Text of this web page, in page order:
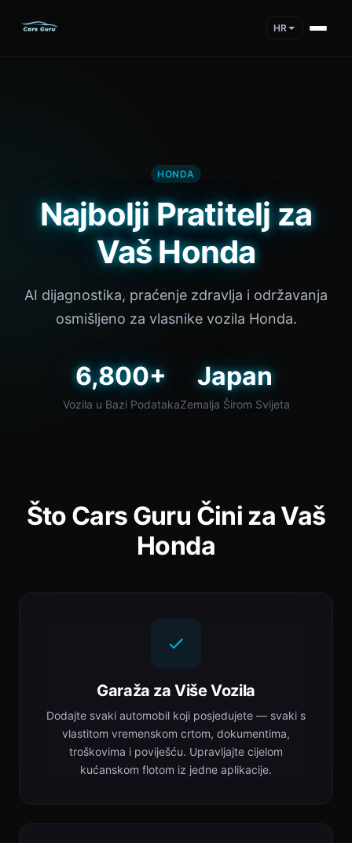
HR
HONDA
Najbolji Pratitelj za
Vaš Honda
AI dijagnostika, praćenje zdravlja i održavanja
osmišljeno za vlasnike vozila Honda.
6,800+
Vozila u Bazi Podataka
Japan
Zemalja Širom Svijeta
Što Cars Guru Čini za Vaš
Honda
Garaža za Više Vozila
Dodajte svaki automobil koji posjedujete — svaki s
vlastitom vremenskom crtom, dokumentima,
troškovima i poviješću. Upravljajte cijelom
kućanskom flotom iz jedne aplikacije.